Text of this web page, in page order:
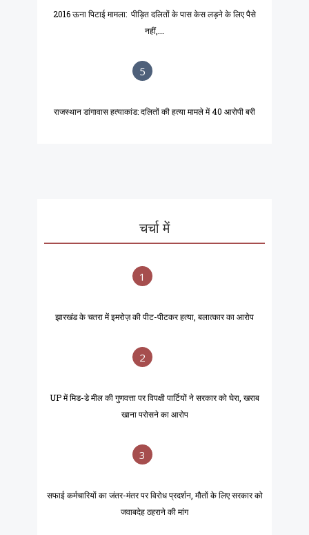
2016 ऊना पिटाई मामला: पीड़ित दलितों के पास केस लड़ने के लिए पैसे
नहीं,...
5
राजस्थान डांगावास हत्याकांड: दलितों की हत्या मामले में 40 आरोपी बरी
चर्चा में
1
झारखंड के चतरा में इमरोज़ की पीट-पीटकर हत्या, बलात्कार का आरोप
2
UP में मिड-डे मील की गुणवत्ता पर विपक्षी पार्टियों ने सरकार को घेरा, खराब
खाना परोसने का आरोप
3
सफाई कर्मचारियों का जंतर-मंतर पर विरोध प्रदर्शन, मौतों के लिए सरकार को
जवाबदेह ठहराने की मांग